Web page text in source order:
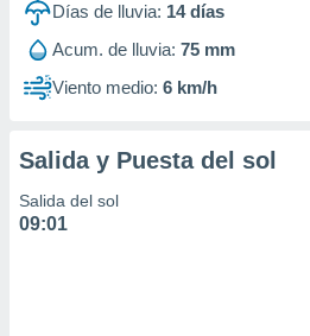
de
1199
Días de lluvia: 14días
Acum. de lluvia: 75 mm
Viento medio: 6 km/h
Salida y Puesta del sol
Salida del sol
09:01